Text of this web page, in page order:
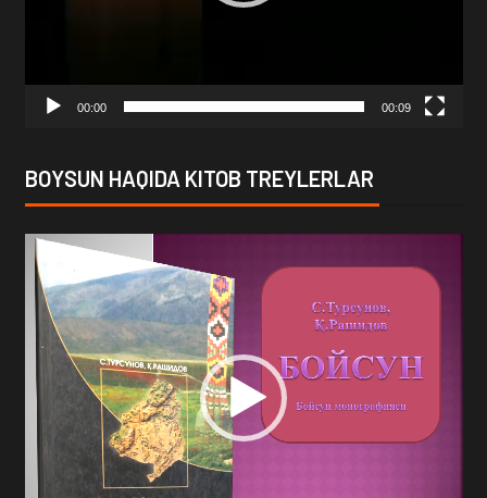
00:00 00:09
BOYSUN HAQIDA KITOB TREYLERLAR
Video
Player